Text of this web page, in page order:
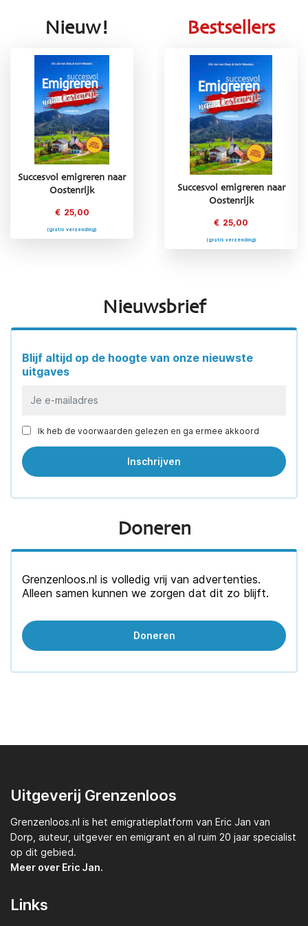
Nieuw!
Succesvol emigreren naar
Oostenrijk
€ 25,00
(gratis verzending)
Bestsellers
Succesvol emigreren naar
(gratis verzending)
Succesvol emigreren naar
Frankrijk
€ 25,00
(gratis verzending)
Nieuwsbrief
Blijf altijd op de hoogte van onze nieuwste
uitgaves
Ik heb de voorwaarden gelezen en ga ermee akkoord
Doneren
Grenzenloos.nl is volledig vrij van advertenties.
Alleen samen kunnen we zorgen dat dit zo blijft.
Doneren
Uitgeverij Grenzenloos
Grenzenloos.nl is het emigratieplatform van Eric Jan van
Dorp, auteur, uitgever en emigrant en al ruim 20 jaar specialist
op dit gebied.
Meer over Eric Jan.
Links